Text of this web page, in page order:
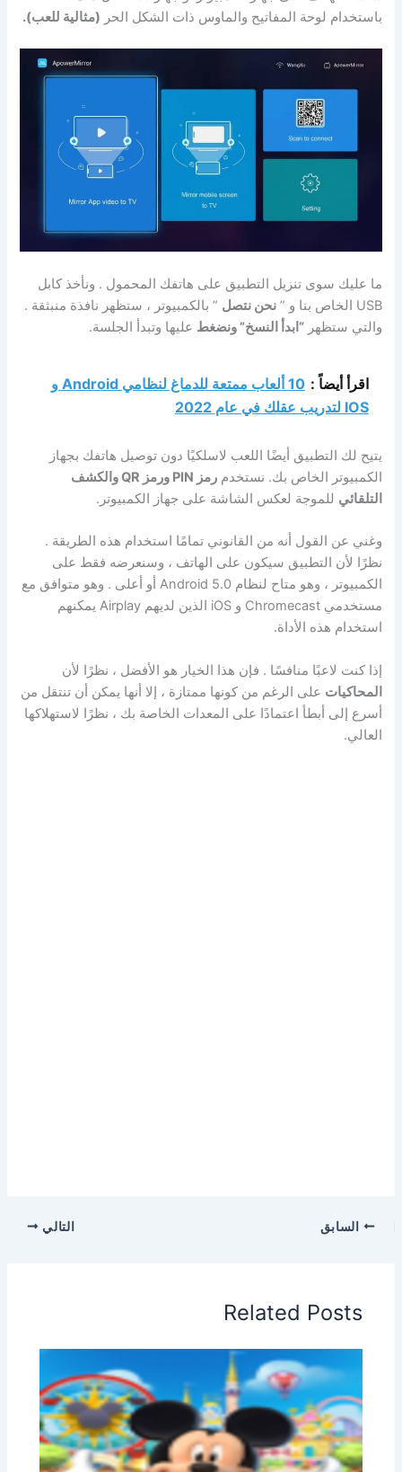
باستخدام لوحة المفاتيح والماوس ذات الشكل الحر (مثالية للعب).
ما عليك سوى تنزيل التطبيق على هاتفك المحمول . ونأخذ كابل
USB الخاص بنا و ”
نحن نتصل ” بالكمبيوتر ، ستظهر نافذة منبثقة .
والتي ستظهر“ابدأ النسخ” ونضغط عليها وتبدأ الجلسة.
اقرأ أيضاً :
10 ألعاب ممتعة للدماغ لنظامي Android و
IOS لتدريب عقلك في عام 2022
يتيح لك التطبيق أيضًا اللعب لاسلكيًا دون توصيل هاتفك بجهاز
الكمبيوتر الخاص بك. نستخدمرمز PIN ورمز QR
والكشف
التلقائي للموجة لعكس الشاشة على جهاز الكمبيوتر.
وغني عن القول أنه من القانوني تمامًا استخدام هذه الطريقة .
نظرًا لأن التطبيق سيكون على الهاتف ، وسنعرضه فقط على
الكمبيوتر ، وهو متاح لنظام Android 5.0 أو أعلى . وهو متوافق مع
مستخدمي Chromecast و iOS الذين لديهم Airplay يمكنهم
استخدام هذه الأداة.
إذا كنت لاعبًا منافسًا . فإن هذا الخيار هو الأفضل ، نظرًا لأن
المحاكيات على الرغم من كونها ممتازة ، إلا أنها يمكن أن تنتقل من
أسرع إلى أبطأ اعتمادًا على المعدات الخاصة بك ، نظرًا لاستهلاكها
العالي.
السابق التالي
Related Posts